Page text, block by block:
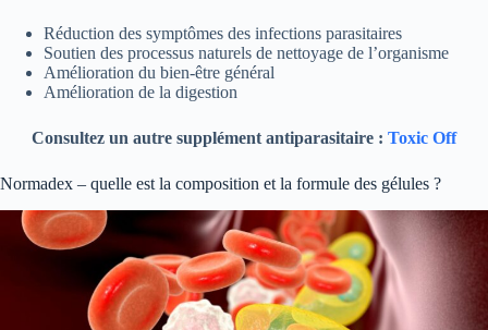
Réduction des symptômes des infections parasitaires
Soutien des processus naturels de nettoyage de l’organisme
Amélioration du bien-être général
Amélioration de la digestion
Consultez un autre supplément antiparasitaire : Toxic Off
Normadex – quelle est la composition et la formule des gélules ?